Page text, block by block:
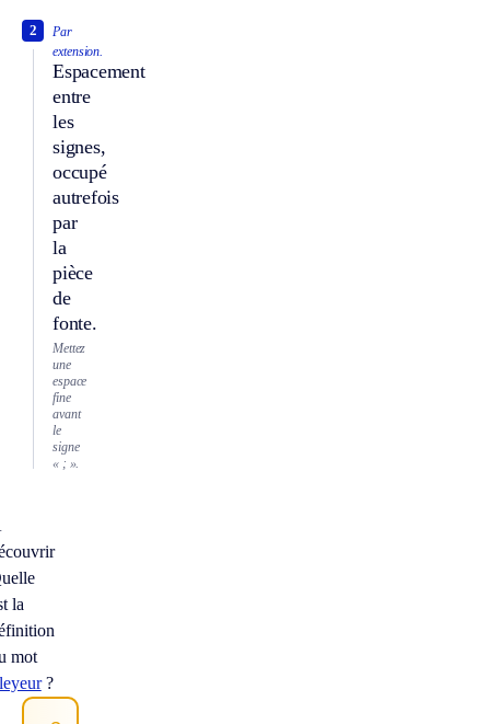
Par
extension.
Espacement
entre
les
signes,
occupé
autrefois
par
la
pièce
de
fonte.
2
Mettez
une
espace
fine
avant
le
signe
« ; ».
la
mot
?